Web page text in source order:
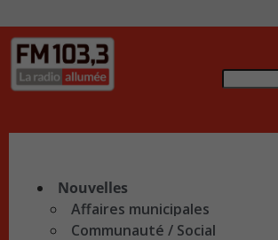
Nouvelles
Affaires municipales
Communauté / Social